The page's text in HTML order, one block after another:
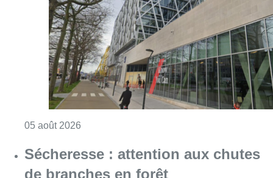
05 août 2026
Sécheresse : attention aux chutes
de branches en forêt